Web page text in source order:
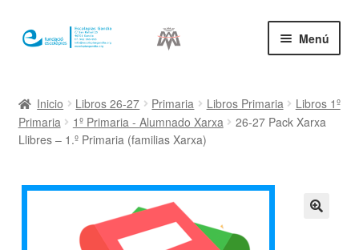
Ir
a
Ir
al
Menú
Mi cuenta
Inicio Libros 26-27 Primaria Libros Primaria
Libros 1º
Primaria
1º Primaria - Alumnado Xarxa
26-27 Pack Xarxa
Llibres – 1.º Primaria (familias Xarxa)